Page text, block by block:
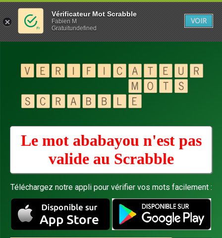
Le mot ababayou n'est pas
valide au Scrabble
Téléchargez notre appli pour vérifier vos mots facilement :
Vérificateur Mot Scrabble
Fabien M
Gratuitundefined
VOIR